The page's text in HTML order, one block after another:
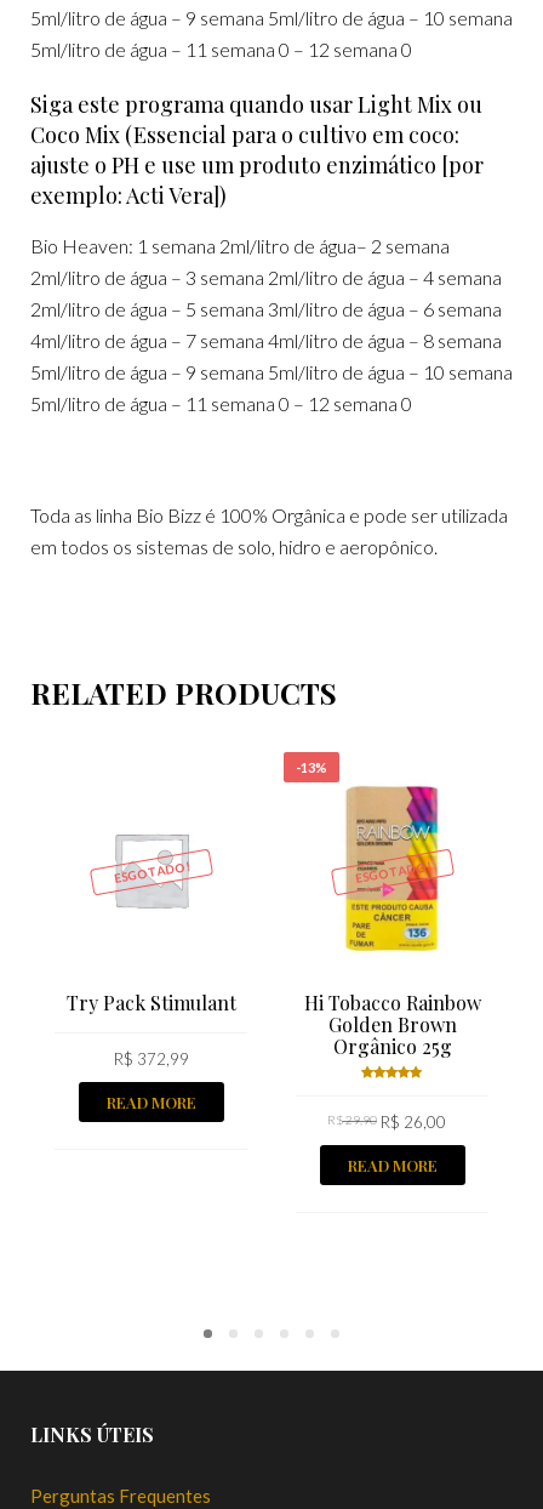
5ml/litro de água – 9 semana 5ml/litro de água – 10 semana
5ml/litro de água – 11 semana 0 – 12 semana 0
Siga este programa quando usar Light Mix ou
Coco Mix (Essencial para o cultivo em coco:
ajuste o PH e use um produto enzimático [por
exemplo: Acti Vera])
Bio Heaven: 1 semana 2ml/litro de água– 2 semana
2ml/litro de água – 3 semana 2ml/litro de água – 4 semana
2ml/litro de água – 5 semana 3ml/litro de água – 6 semana
4ml/litro de água – 7 semana 4ml/litro de água – 8 semana
5ml/litro de água – 9 semana 5ml/litro de água – 10 semana
5ml/litro de água – 11 semana 0 – 12 semana 0
Toda as linha Bio Bizz é 100% Orgânica e pode ser utilizada
em todos os sistemas de solo, hidro e aeropônico.
RELATED PRODUCTS
ESGOTADO!
Try Pack Stimulant
R$ 372,99
READ MORE
-13%
ESGOTADO!
Hi Tobacco Rainbow
Golden Brown
Orgânico 25g
5.00out
of 5
R$29,90 R$ 26,00
READ MORE
LINKS ÚTEIS
Perguntas Frequentes